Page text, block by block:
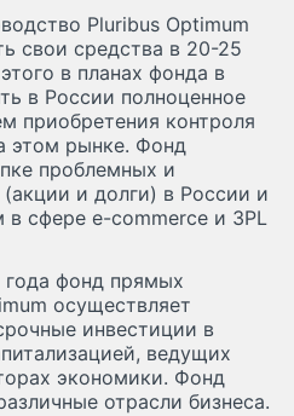
Pluribus Optimum
свои средства в 20-25
в планах фонда в
в России полноценное
приобретения контроля
этом рынке. Фонд
проблемных и
и долги) в России и
сфере e-commerce и 3PL
года фонд прямых
осуществляет
инвестиции в
ведущих
экономики. Фонд
отрасли бизнеса.